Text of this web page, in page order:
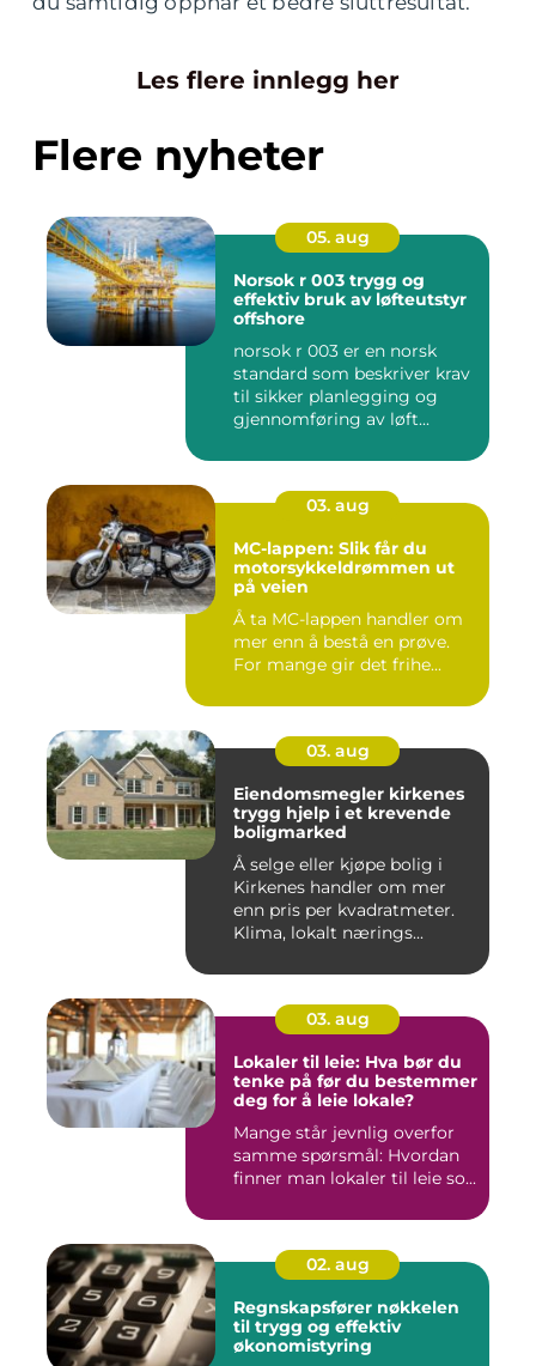
Les flere innlegg her
Flere nyheter
05. aug
Norsok r 003 trygg og
effektiv bruk av løfteutstyr
offshore
norsok r 003 er en norsk
standard som beskriver krav
til sikker planlegging og
gjennomføring av løft...
03. aug
MC-lappen: Slik får du
motorsykkeldrømmen ut
på veien
Å ta MC-lappen handler om
mer enn å bestå en prøve.
For mange gir det frihe...
03. aug
Eiendomsmegler kirkenes
trygg hjelp i et krevende
boligmarked
Å selge eller kjøpe bolig i
Kirkenes handler om mer
enn pris per kvadratmeter.
Klima, lokalt nærings...
03. aug
Lokaler til leie: Hva bør du
tenke på før du bestemmer
deg for å leie lokale?
Mange står jevnlig overfor
samme spørsmål: Hvordan
finner man lokaler til leie so...
02. aug
Regnskapsfører nøkkelen
til trygg og effektiv
økonomistyring